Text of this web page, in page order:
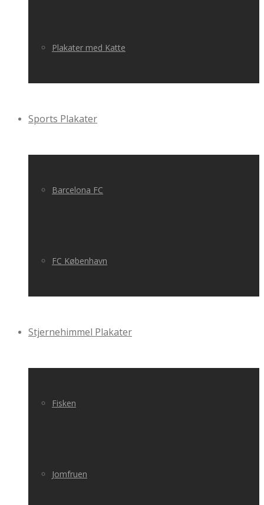
Plakater med Katte
Sports Plakater
Barcelona FC
FC København
Stjernehimmel Plakater
Fisken
Jomfruen